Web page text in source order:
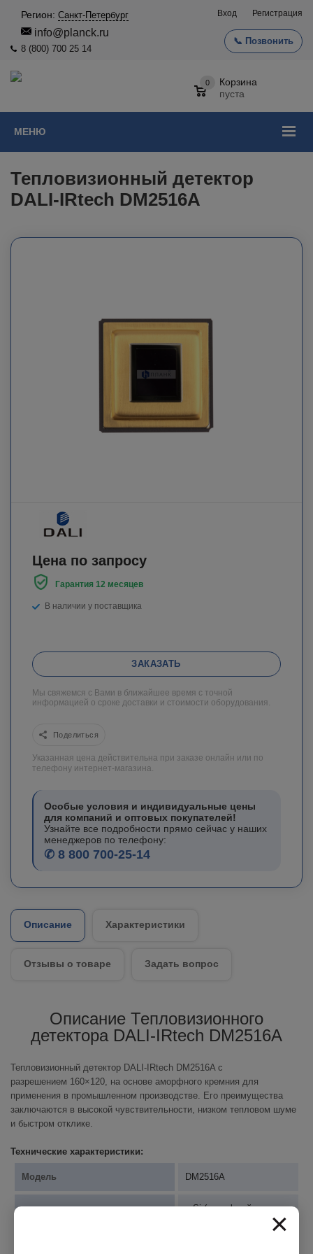
Регион: Санкт-Петербург
info@planck.ru
8 (800) 700 25 14
📞 Позвонить
Вход Регистрация
МЕНЮ
0
Корзина
пуста
Тепловизионный детектор
DALI-IRtech DM2516A
Цена по запросу
Гарантия 12 месяцев
В наличии у поставщика
ЗАКАЗАТЬ
Мы свяжемся с Вами в ближайшее время с точной
информацией о сроке доставки и стоимости оборудования.
Поделиться
Указанная цена действительна при заказе онлайн или по
телефону интернет-магазина.
Особые условия и индивидуальные цены
для компаний и оптовых покупателей!
Узнайте все подробности прямо сейчас у наших
менеджеров по телефону:
✆ 8 800 700-25-14
Описание Характеристики
Отзывы о товаре Задать вопрос
Описание Тепловизионного
детектора DALI-IRtech DM2516A
Тепловизионный детектор DALI-IRtech DM2516A с
разрешением 160×120, на основе аморфного кремния для
применения в промышленном производстве. Его преимущества
заключаются в высокой чувствительности, низком тепловом шуме
и быстром отклике.
Технические характеристики:
Модель DM2516A
a-Si (аморфный
×